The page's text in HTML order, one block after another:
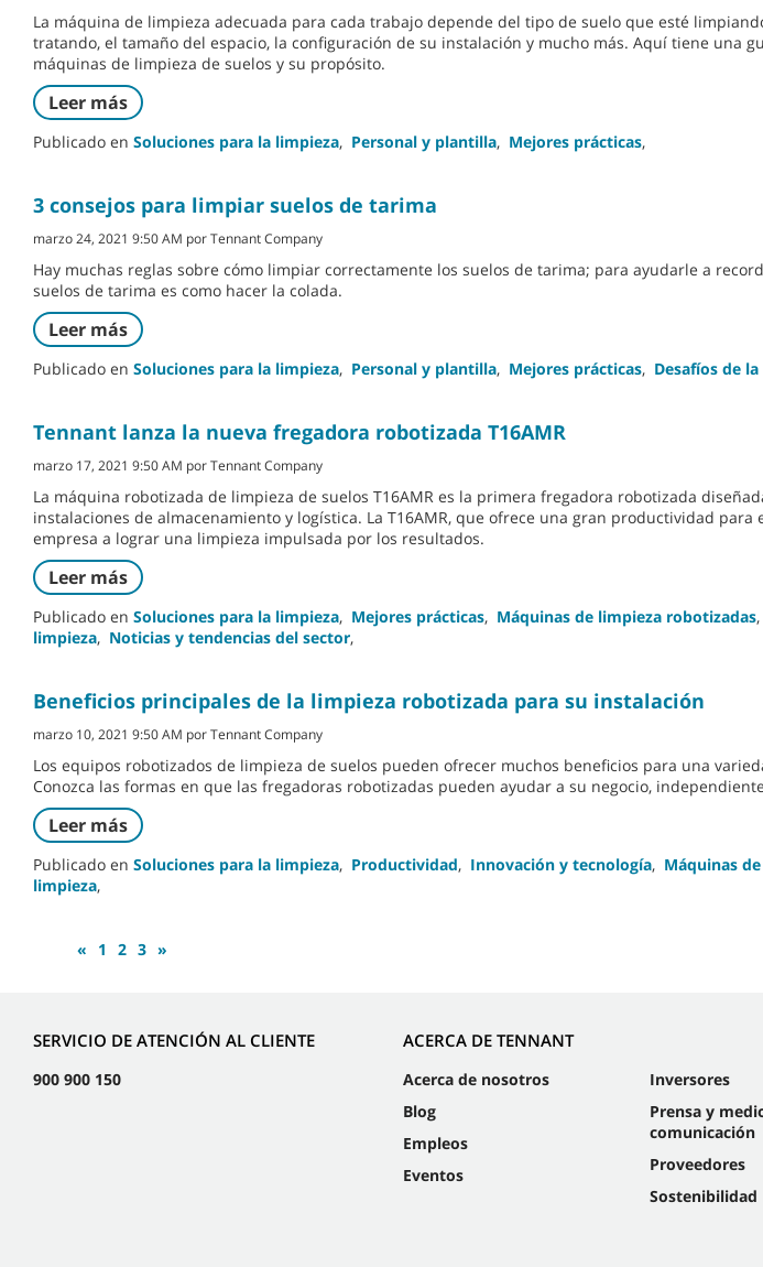
La máquina de limpieza adecuada para cada trabajo depende del tipo de suelo que esté
tratando, el tamaño del espacio, la configuración de su instalación y mucho más. Aquí tiene una
máquinas de limpieza de suelos y su propósito.
Leer más
Publicado en Soluciones para la limpieza, Personal y plantilla, Mejores prácticas,
3 consejos para limpiar suelos de tarima
marzo 24, 2021 9:50 AM por Tennant Company
Hay muchas reglas sobre cómo limpiar correctamente los suelos de tarima; para ayudarle a
suelos de tarima es como hacer la colada.
Leer más
Publicado en Soluciones para la limpieza, Personal y plantilla, Mejores prácticas, Desafíos de
Tennant lanza la nueva fregadora robotizada T16AMR
marzo 17, 2021 9:50 AM por Tennant Company
La máquina robotizada de limpieza de suelos T16AMR es la primera fregadora robotizada
instalaciones de almacenamiento y logística. La T16AMR, que ofrece una gran productividad para
empresa a lograr una limpieza impulsada por los resultados.
Leer más
Publicado en Soluciones para la limpieza, Mejores prácticas, Máquinas de limpieza robotizadas,
limpieza, Noticias y tendencias del sector,
Beneficios principales de la limpieza robotizada para su instalación
marzo 10, 2021 9:50 AM por Tennant Company
Los equipos robotizados de limpieza de suelos pueden ofrecer muchos beneficios para una
Conozca las formas en que las fregadoras robotizadas pueden ayudar a su negocio,
Leer más
Publicado en Soluciones para la limpieza, Productividad, Innovación y tecnología, Máquinas
limpieza,
« 1 2 3 »
SERVICIO DE ATENCIÓN AL CLIENTE
900 900 150
ACERCA DE TENNANT
Acerca de nosotros
Blog
Empleos
Eventos
Inversores
Prensa y
comunicación
Proveedores
Sostenibilidad